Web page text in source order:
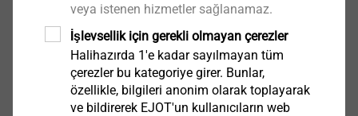
Bit H2 - 1/4“ x 30
9150006000
Teknik Özellikler
veya istenen hizmetler sağlanamaz.
İşlevsellik için gerekli olmayan çerezler
Halihazırda 1'e kadar sayılmayan tüm
çerezler bu kategoriye girer. Bunlar,
özellikle, bilgileri anonim olarak toplayarak
ve bildirerek EJOT'un kullanıcıların web